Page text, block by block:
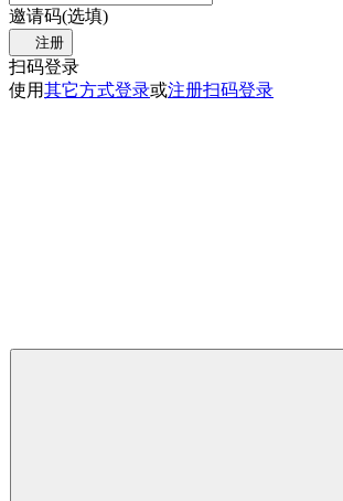
邀请码(选填)
注册
扫码登录
使用其它方式登录或注册扫码登录